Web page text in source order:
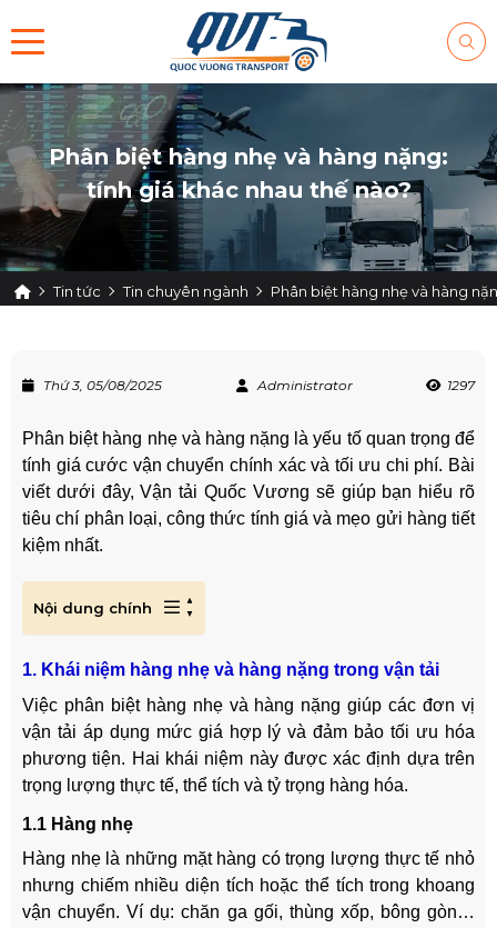
Phân biệt hàng nhẹ và hàng nặng:
tính giá khác nhau thế nào?
Tin tức Tin chuyên ngành Phân biệt hàng nhẹ và hàng
Thứ 3, 05/08/2025 Administrator 1297
Phân biệt hàng nhẹ và hàng nặng là yếu tố quan trọng để
tính giá cước vận chuyển chính xác và tối ưu chi phí. Bài
viết dưới đây, Vận tải Quốc Vương sẽ giúp bạn hiểu rõ
tiêu chí phân loại, công thức tính giá và mẹo gửi hàng tiết
kiệm nhất.
Nội dung chính
1. Khái niệm hàng nhẹ và hàng nặng trong vận tải
Việc phân biệt hàng nhẹ và hàng nặng giúp các đơn vị
vận tải áp dụng mức giá hợp lý và đảm bảo tối ưu hóa
phương tiện. Hai khái niệm này được xác định dựa trên
trọng lượng thực tế, thể tích và tỷ trọng hàng hóa.
1.1 Hàng nhẹ
Hàng nhẹ là những mặt hàng có trọng lượng thực tế nhỏ
nhưng chiếm nhiều diện tích hoặc thể tích trong khoang
vận chuyển. Ví dụ: chăn ga gối, thùng xốp, bông gòn…